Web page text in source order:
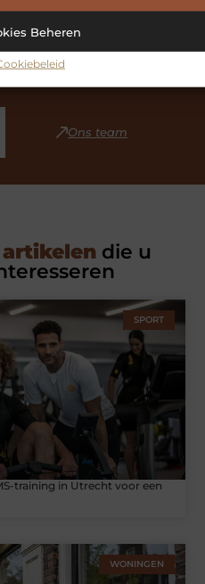
Beheren
bent naar inspiratie, je
wilt starten, bij
Heb je interesse om zelf
met ons op en sluit je
Ons team
die u
SPORT
training in Utrecht voor een
WONINGEN